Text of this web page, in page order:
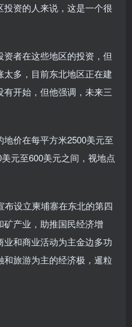
资的人来说，这是一个很
者在这些地区的投资，但
多， 目前东北地区正在建
开始，但他强调，未来三
价在每平方米2500美元至
元至600美元之间，视地点
布设立柬埔寨在东北的第四
产业，助推国民经济增
和商业活动为主金边多功
旅游为主的经济极，暹粒